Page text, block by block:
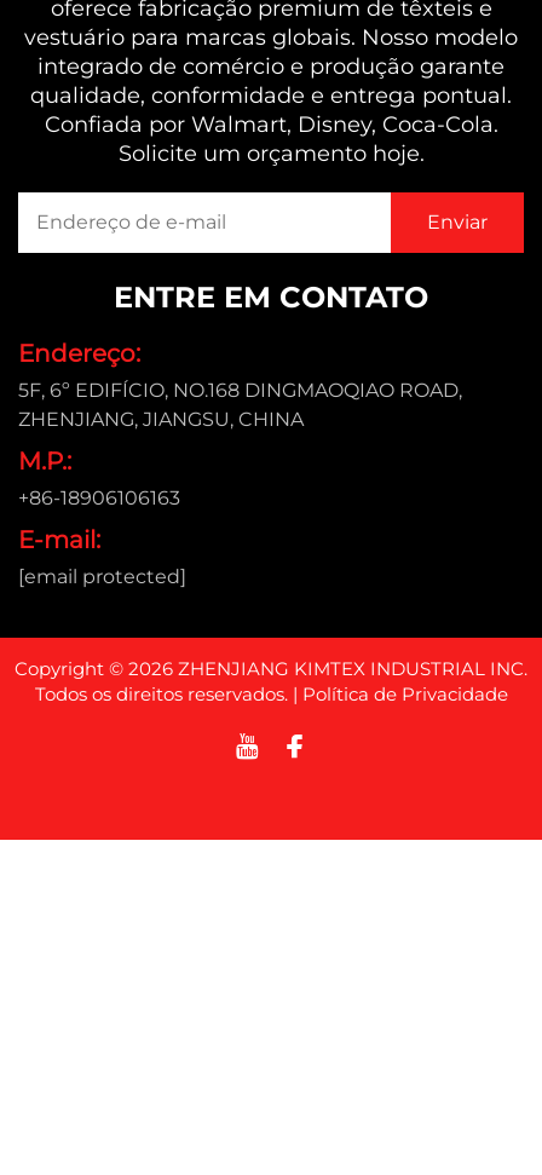
oferece fabricação premium de têxteis e
vestuário para marcas globais. Nosso modelo
integrado de comércio e produção garante
qualidade, conformidade e entrega pontual.
Confiada por Walmart, Disney, Coca-Cola.
Solicite um orçamento hoje.
ENTRE EM CONTATO
Endereço:
5F, 6º EDIFÍCIO, NO.168 DINGMAOQIAO ROAD,
ZHENJIANG, JIANGSU, CHINA
M.P.:
+86-18906106163
E-mail:
[email protected]
Copyright © 2026 ZHENJIANG KIMTEX INDUSTRIAL INC.
Todos os direitos reservados. | Política de Privacidade